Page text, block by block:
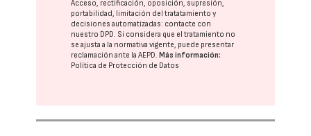
Acceso, rectificación, oposición, supresión,
portabilidad, limitación del tratatamiento y
decisiones automatizadas: contacte con
nuestro DPD. Si considera que el tratamiento no
se ajusta a la normativa vigente, puede presentar
reclamación ante laAEPD. Más información:
Política de Protección de Datos